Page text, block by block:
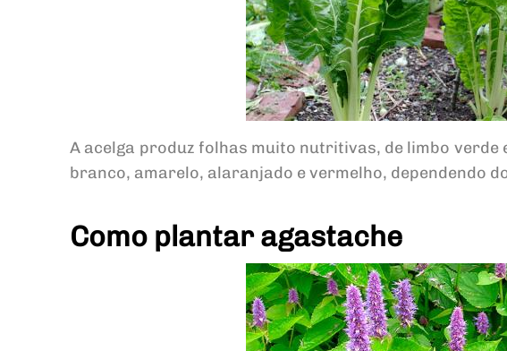
A acelga produz folhas muito nutritivas, de limbo verde
branco, amarelo, alaranjado e vermelho, dependendo
Como plantar agastache